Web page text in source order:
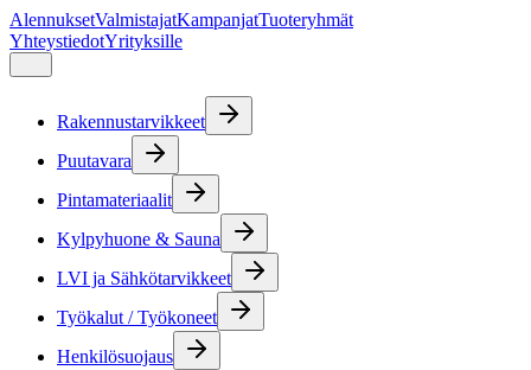
AlennuksetValmistajatKampanjatTuoteryhmät
YhteystiedotYrityksille
Rakennustarvikkeet
Puutavara
Pintamateriaalit
Kylpyhuone & Sauna
LVI ja Sähkötarvikkeet
Työkalut / Työkoneet
Henkilösuojaus